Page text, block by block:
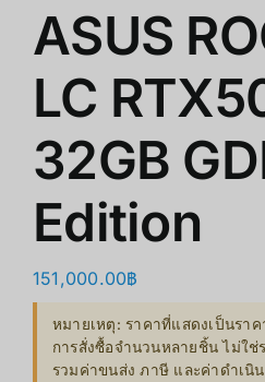
ASUS
LC
32GB
Edition
151,000.00฿
หมายเหตุ: ราคาที่แสดงเป็นรา
การสั่งซื้อจำนวนหลายชิ้น ไม่ใช่
รวมค่าขนส่ง ภาษี และค่าดำเนิ